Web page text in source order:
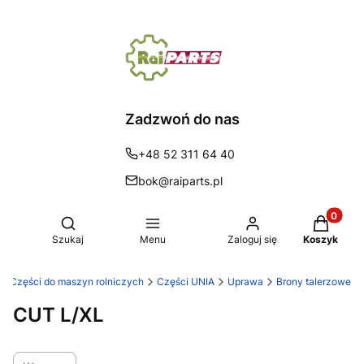
Zadzwoń do nas
+48 52 311 64 40
bok@raiparts.pl
Otwórz wyszukiwarkę
Szukaj Menu Zaloguj się Koszyk
| Części do maszyn rolniczych Części UNIA Uprawa Brony talerzowe
CUT L/XL